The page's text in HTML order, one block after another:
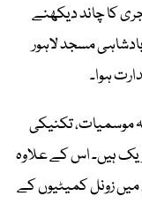
کے مطابق ماہِ محرم الحرام1448ہجری کا چاند دیکھنے
مسجد لاہور
ہوا۔
موسمیات، تکنیکی
ہیں۔ اس کے علاوہ
میں زونل کمیٹیوں کے